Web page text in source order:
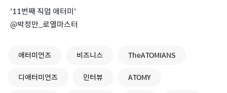
'11번째 직업 애터미'
@박정만_로열마스터
애터미언즈 비즈니스
TheATOMIANS
디애터미언즈
인터뷰
ATOMY